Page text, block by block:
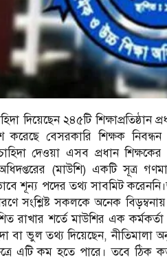
দিয়েছেন ২৪৫টি শিক্ষাপ্রতিষ্ঠান
করেছে বেসরকারি শিক্ষক
দেওয়া এসব প্রধান
(মাউশি) একটি সূত্র
শূন্য পদের তথ্য সাবমিট
সংশ্লিষ্ট সকলকে অনেক
রাখার শর্তে মাউশির এক
বা ভুল তথ্য দিয়েছেন,
এটি কম হতে পারে। তবে ঠিক